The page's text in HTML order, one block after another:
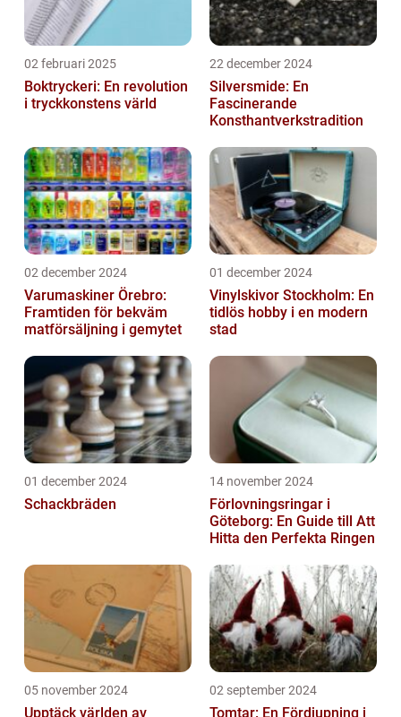
02 februari 2025
Boktryckeri: En revolution
i tryckkonstens värld
22 december 2024
Silversmide: En
Fascinerande
Konsthantverkstradition
02 december 2024
Varumaskiner Örebro:
Framtiden för bekväm
matförsäljning i gemytet
01 december 2024
Vinylskivor Stockholm: En
tidlös hobby i en modern
stad
01 december 2024
Schackbräden
14 november 2024
Förlovningsringar i
Göteborg: En Guide till Att
Hitta den Perfekta Ringen
05 november 2024
Upptäck världen av
02 september 2024
Tomtar: En Fördjupning i